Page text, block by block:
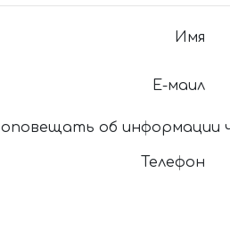
Имя
Е-маил
оповещать об информации
Телефон